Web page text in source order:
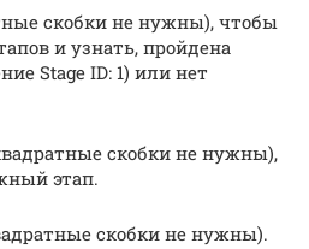
скобки не нужны), чтобы
и узнать, пройдена
Stage ID: 1) или нет
скобки не нужны),
этап.
скобки не нужны).